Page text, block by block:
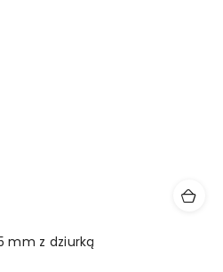
mm z dziurką